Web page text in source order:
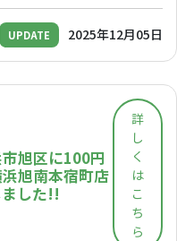
UPDATE 2025年12月05日
旭区に100円
旭南本宿町店
した!!
詳
し
く
は
こ
ち
ら